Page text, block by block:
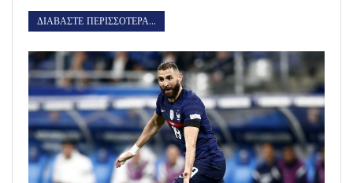
ΔΙΑΒΑΣΤΕ ΠΕΡΙΣΣΟΤΕΡΑ...